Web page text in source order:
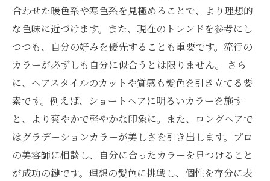
合わせた暖色系や寒色系を見極めることで、より理想的
な色味に近づけます。また、現在のトレンドを参考にし
つつも、自分の好みを優先することも重要です。流行の
カラーが必ずしも自分に似合うとは限りません。 さら
に、ヘアスタイルのカットや質感も髪色を引き立てる要
素です。例えば、ショートヘアに明るいカラーを施す
と、より爽やかで軽やかな印象に。また、ロングヘアで
はグラデーションカラーが美しさを引き出します。プロ
の美容師に相談し、自分に合ったカラーを見つけること
が成功の鍵です。理想の髪色に挑戦し、個性を存分に表